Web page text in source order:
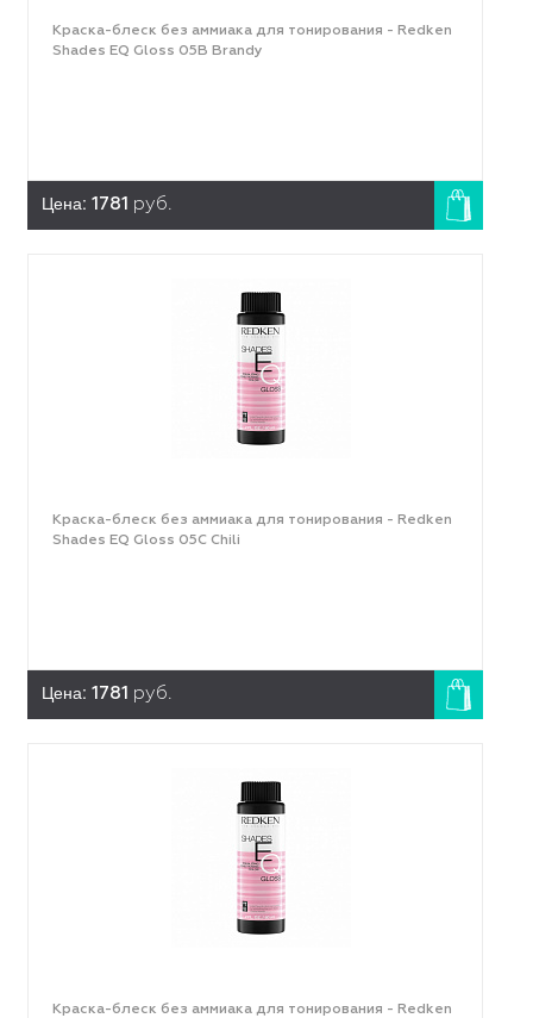
Краска-блеск без аммиака для тонирования - Redken
Shades EQ Gloss 05B Brandy
Цена: 1781 руб.
Краска-блеск без аммиака для тонирования - Redken
Shades EQ Gloss 05C Chili
Цена: 1781 руб.
Краска-блеск без аммиака для тонирования - Redken